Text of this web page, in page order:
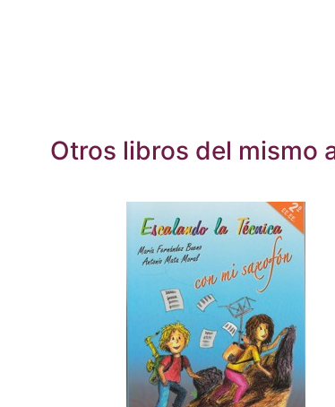
Otros libros del mismo